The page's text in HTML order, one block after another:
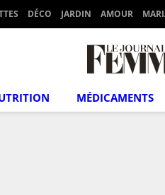
DÉCO JARDIN AMOUR
MÉDICAMENTS